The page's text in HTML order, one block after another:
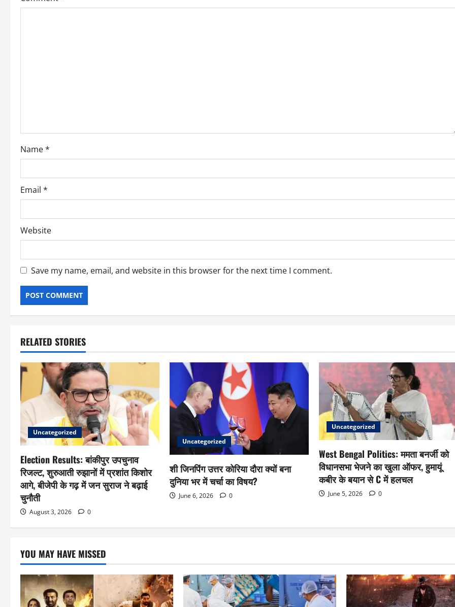
Name*
Email *
Website
Save my name, email, and website in this browser for the next time I comment.
RELATED STORIES
Uncategorized
Election Results: बांकीपुर उपचुनाव
रिजल्ट, शुरुआती रुझानों में प्रशांत किशोर
आगे, बीजेपी के गढ़ में जन सुराज ने बढ़ाई
चुनौती
August 3, 2026 0
Uncategorized
शी जिनपिंग उत्तर कोरिया दौरा क्यों बना
दुनिया भर में चर्चा का विषय?
June 6, 2026 0
Uncategorized
West Bengal Politics: ममता बनर्जी को
विधानसभा भेजने का खुला ऑफर, हुमायूं
कबीर के बयान से C में हलचल
June 5, 2026 0
YOU MAY HAVE MISSED